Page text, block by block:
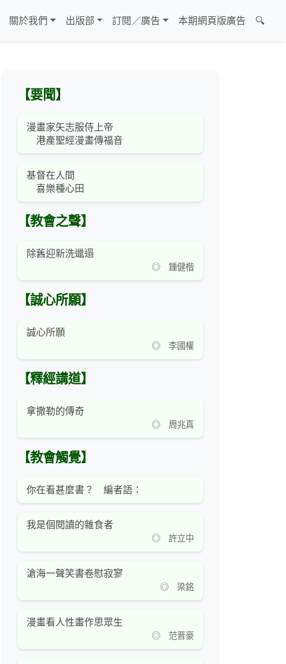
關於我們 出版部 訂閱／廣告 本期網頁版廣告 🔍
【要聞】
漫畫家矢志服侍上帝
港產聖經漫畫傳福音
基督在人間
喜樂種心田
【教會之聲】
除舊迎新洗邋遢
◎ 鍾健楷
【誠心所願】
誠心所願
◎ 李國權
【釋經講道】
拿撒勒的傳奇
◎ 周兆真
【教會觸覺】
你在看甚麼書？ 編者語：
我是個閱讀的雜食者
◎ 許立中
滄海一聲笑書卷慰寂寥
◎ 梁銘
漫畫看人性畫作思眾生
◎ 范晋豪